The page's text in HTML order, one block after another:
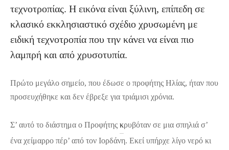
τεχνοτροπίας. Η εικόνα είναι ξύλινη, επίπεδη σε
κλασικό εκκλησιαστικό σχέδιο χρυσωμένη με
ειδική τεχνοτροπία που την κάνει να είναι πιο
λαμπρή και από χρυσοτυπία.
Πρώτο μεγάλο σημείο, που έδωσε ο προφήτης Ηλίας, ήταν που
προσευχήθηκε και δεν έβρεξε για τριάμισι χρόνια.
Σ’ αυτό το διάστημα ο Προφήτης κρυβόταν σε μια σπηλιά σ’
ένα χείμαρρο πέρ’ από τον Ιορδάνη. Εκεί υπήρχε λίγο νερό κι